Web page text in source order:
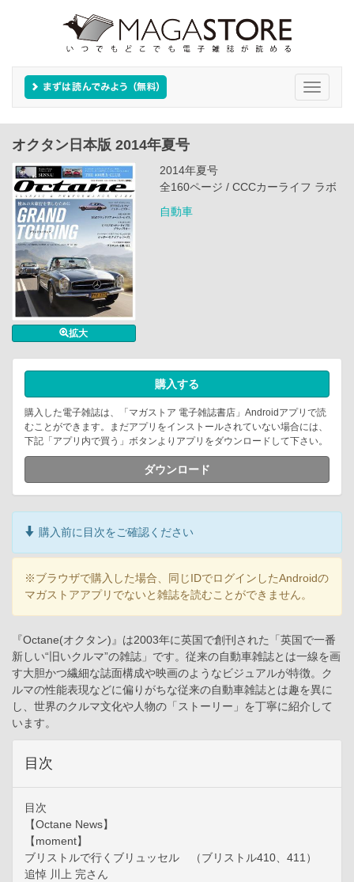
Toggle
オクタン日本版 2014年夏号
拡大
2014年夏号
全160ページ / CCCカーライフ ラボ
自動車
購入する
購入した電子雑誌は、「マガストア 電子雑誌書店」Androidアプリで読
むことができます。まだアプリをインストールされていない場合には、
下記「アプリ内で買う」ボタンよりアプリをダウンロードして下さい。
ダウンロード
購入前に目次をご確認ください
※ブラウザで購入した場合、同じIDでログインしたAndroidの
マガストアアプリでないと雑誌を読むことができません。
『Octane(オクタン)』は2003年に英国で創刊された「英国で一番
新しい“旧いクルマ”の雑誌」です。従来の自動車雑誌とは一線を画
す大胆かつ繊細な誌面構成や映画のようなビジュアルが特徴。ク
ルマの性能表現などに偏りがちな従来の自動車雑誌とは趣を異に
し、世界のクルマ文化や人物の「ストーリー」を丁寧に紹介して
います。
目次
目次
【Octane News】
【moment】
ブリストルで行くブリュッセル （ブリストル410、411）
追悼 川上 完さん